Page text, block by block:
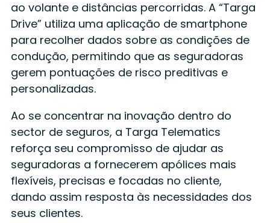
ao volante e distâncias percorridas. A “Targa
Drive” utiliza uma aplicação de smartphone
para recolher dados sobre as condições de
condução, permitindo que as seguradoras
gerem pontuações de risco preditivas e
personalizadas.
Ao se concentrar na inovação dentro do
sector de seguros, a Targa Telematics
reforça seu compromisso de ajudar as
seguradoras a fornecerem apólices mais
flexíveis, precisas e focadas no cliente,
dando assim resposta às necessidades dos
seus clientes.